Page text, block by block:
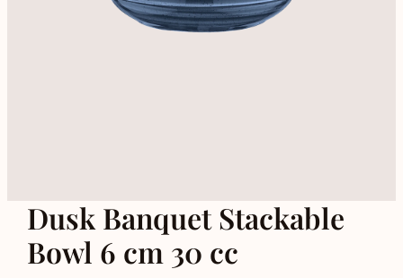
Dusk Banquet Stackable
Bowl 6 cm 30 cc